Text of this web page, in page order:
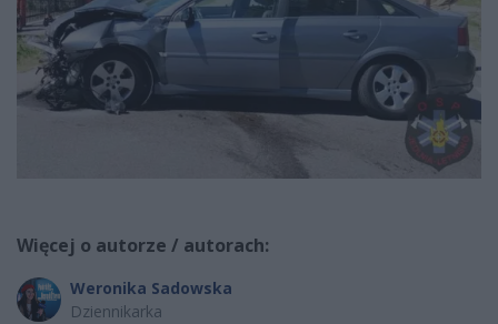
Więcej o autorze / autorach:
Weronika Sadowska
Dziennikarka